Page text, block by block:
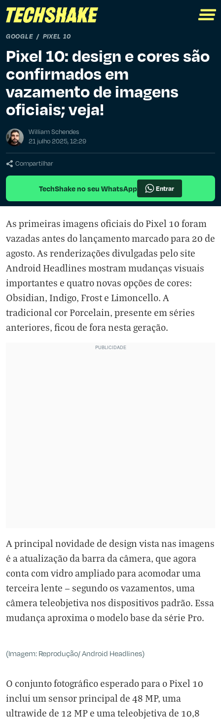
GOOGLE PIXEL 10
Pixel 10: design e cores são
confirmados em
vazamento de imagens
oficiais; veja!
William Schendes
21 julho 2025, 12:29
Compartilhar
TechShake no seu WhatsApp Entrar
As primeiras imagens oficiais do Pixel 10 foram
vazadas antes do lançamento marcado para 20 de
agosto. As renderizações divulgadas pelo site
Android Headlines mostram mudanças visuais
importantes e quatro novas opções de cores:
Obsidian, Indigo, Frost e Limoncello. A
tradicional cor Porcelain, presente em séries
anteriores, ficou de fora nesta geração.
A principal novidade de design vista nas imagens
é a atualização da barra da câmera, que agora
conta com vidro ampliado para acomodar uma
terceira lente — segundo os vazamentos, uma
câmera teleobjetiva nos dispositivos padrão. Essa
mudança aproxima o modelo base da série Pro.
(Imagem: Reprodução/ Android Headlines)
O conjunto fotográfico esperado para o Pixel 10
inclui um sensor principal de 48 MP, uma
ultrawide de 12 MP e uma teleobjetiva de 10,8